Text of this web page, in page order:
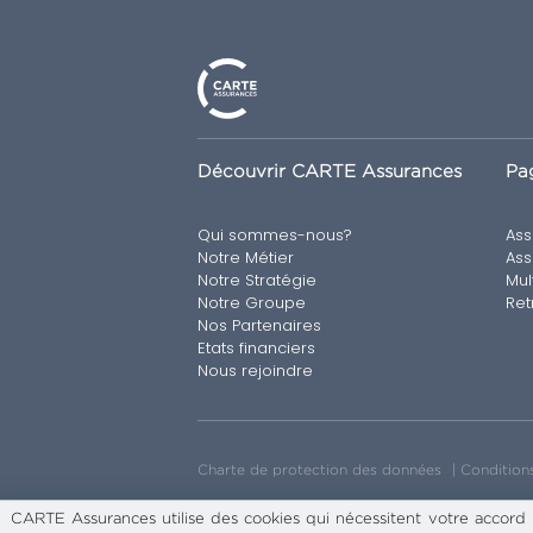
Découvrir CARTE Assurances
Qui sommes-nous?
Notre Métier
Notre Stratégie
Notre Groupe
Nos Partenaires
Etats financiers
Nous rejoindre
Charte de protection des données
CARTE Assurances utilise des cookies qui nécessitent votre